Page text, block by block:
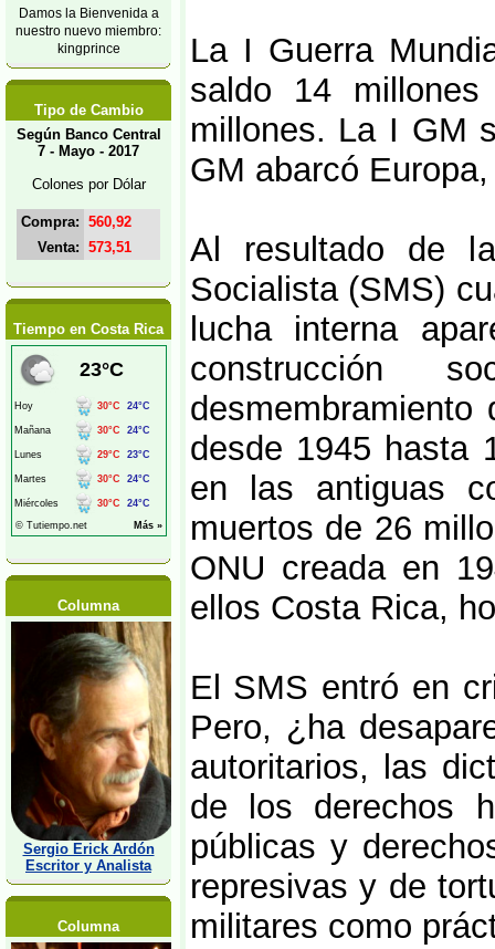
Damos la Bienvenida a
nuestro nuevo miembro:
kingprince
Tipo de Cambio
Según Banco Central
7 - Mayo - 2017
Colones por Dólar
Compra: 560,92
Venta: 573,51
Tiempo en Costa Rica
Columna
Sergio Erick Ardón
Escritor y Analista
Columna
La I Guerra
saldo 14
millones. La I GM
GM abarcó
Al resultado de
Socialista (SMS)
lucha interna
construcción
desde 1945 hasta
en las antiguas
muertos de 26
ONU creada en
ellos Costa Rica,
El SMS entró en
Pero, ¿ha
autoritarios, las
de los derechos
públicas y
represivas y de
militares como